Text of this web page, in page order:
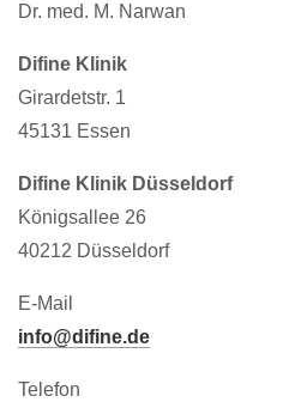
Dr. med. M. Narwan
Difine Klinik
Girardetstr. 1
45131 Essen
Difine Klinik Düsseldorf
Königsallee 26
40212 Düsseldorf
E-Mail
info@difine.de
Telefon